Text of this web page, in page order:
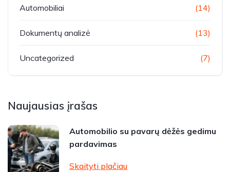
Automobiliai (14)
Dokumentų analizė (13)
Uncategorized (7)
Naujausias įrašas
Automobilio su pavarų dėžės gedimu
pardavimas
Skaityti plačiau